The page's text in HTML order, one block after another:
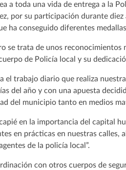
a toda una vida de entrega a la
por su participación durante
ha conseguido diferentes
se trata de unos
de Policía local y su
el trabajo diario que realiza
del año y con una apuesta
del municipio tanto en medios
en la importancia del capital
en prácticas en nuestras
de la policía local”.
con otros cuerpos de